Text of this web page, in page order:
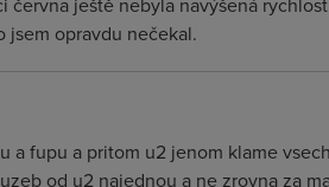
jsem opravdu nečekal.
fupu a pritom u2 jenom klame
od u2 najednou a ne zrovna za